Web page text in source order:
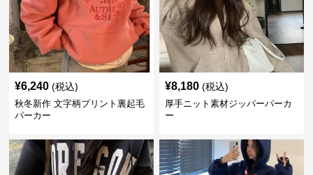
¥6,240 (税込)
秋冬新作 文字柄プリント裏起毛
パーカー
¥8,180 (税込)
厚手ニット素材ジッパーパーカ
ー